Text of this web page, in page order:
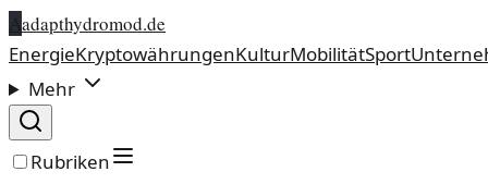
Aadapthydromod.de
EnergieKryptowährungenKulturMobilitätSport
Mehr
Rubriken